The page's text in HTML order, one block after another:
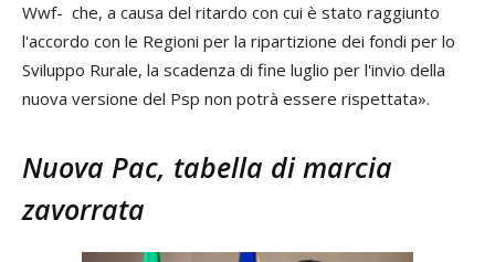
Wwf- che, a causa del ritardo con cui è stato raggiunto
l'accordo con le Regioni per la ripartizione dei fondi per lo
Sviluppo Rurale, la scadenza di fine luglio per l'invio della
nuova versione del Psp non potrà essere rispettata».
Nuova Pac, tabella di marcia
zavorrata